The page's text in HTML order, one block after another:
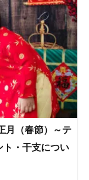
月（春節）～テ
ト・干支につい